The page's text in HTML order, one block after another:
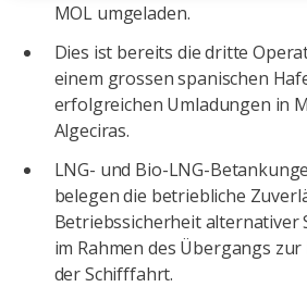
MOL umgeladen.
Dies ist bereits die dritte
einem grossen spanischen
erfolgreichen Umladungen in
Algeciras.
LNG- und Bio-LNG-
belegen die betriebliche
Betriebssicherheit
im Rahmen des Übergangs
der Schifffahrt.